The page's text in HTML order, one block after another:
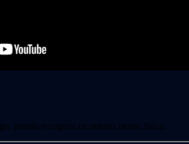
podrás recogerla en nuestra tienda física.